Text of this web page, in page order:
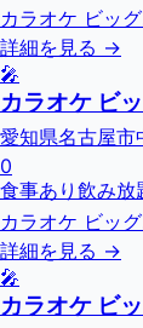
カラオケ ビッ
詳細を見る →
🎤
カラオケ ビ
愛知県名古屋
0
食事あり 飲み放
カラオケ ビッ
詳細を見る →
🎤
カラオケ ビ